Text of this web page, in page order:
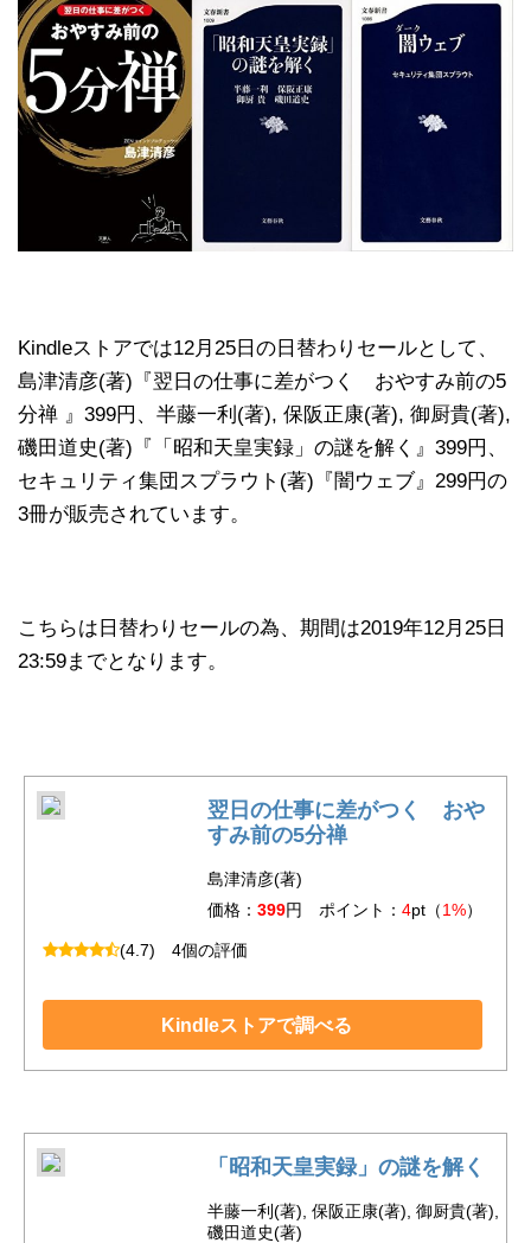
Kindleストアでは12月25日の日替わりセールとして、
島津清彦(著)『翌日の仕事に差がつく おやすみ前の5
分禅 』399円、半藤一利(著), 保阪正康(著), 御厨貴(著),
磯田道史(著)『「昭和天皇実録」の謎を解く』399円、
セキュリティ集団スプラウト(著)『闇ウェブ』299円の
3冊が販売されています。
こちらは日替わりセールの為、期間は2019年12月25日
23:59までとなります。
翌日の仕事に差がつく おや
すみ前の5分禅
島津清彦(著)
価格： 399円 ポイント： 4pt（1%）
(4.7) 4個の評価
Kindleストアで調べる
「昭和天皇実録」の謎を解く
半藤一利(著), 保阪正康(著), 御厨貴(著),
磯田道史(著)